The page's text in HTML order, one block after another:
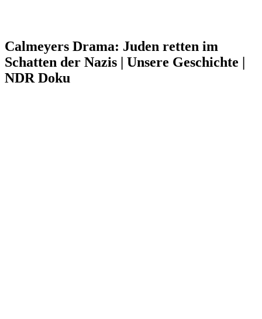
Calmeyers Drama: Juden retten im
Schatten der Nazis | Unsere Geschichte |
NDR Doku